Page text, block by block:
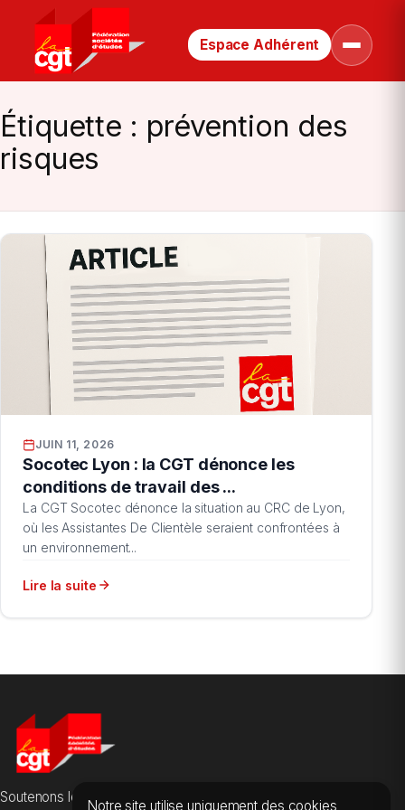
Retour
page
d’accueil
Espace Adhérent
Ouvrir
le
Étiquette : prévention des
risques
JUIN 11, 2026
Socotec Lyon : la CGT dénonce les
conditions de travail des ...
La CGT Socotec dénonce la situation au CRC de Lyon,
où les Assistantes De Clientèle seraient confrontées à
un environnement...
Lire la suite
Soutenons les salarié·es des sociétés d'études, du conseil et
Notre site utilise uniquement des cookies